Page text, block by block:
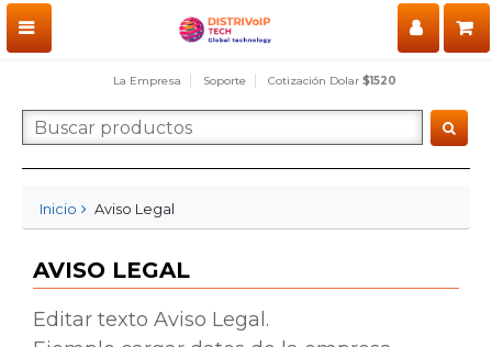
La Empresa Soporte Cotización Dolar $1520
Inicio Aviso Legal
AVISO LEGAL
Editar texto Aviso Legal.